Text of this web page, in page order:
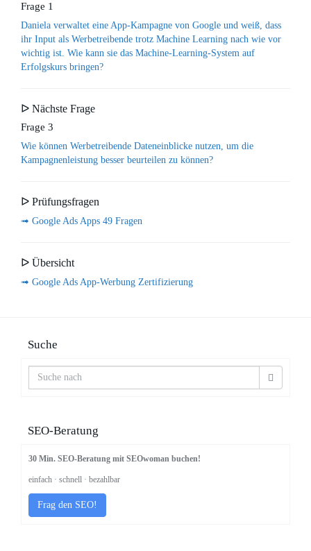
Frage 1
Daniela verwaltet eine App-Kampagne von Google und weiß, dass
ihr Input als Werbetreibende trotz Machine Learning nach wie vor
wichtig ist. Wie kann sie das Machine-Learning-System auf
Erfolgskurs bringen?
ᐅ Nächste Frage
Frage 3
Wie können Werbetreibende Dateneinblicke nutzen, um die
Kampagnenleistung besser beurteilen zu können?
ᐅ Prüfungsfragen
➟ Google Ads Apps 49 Fragen
ᐅ Übersicht
➟ Google Ads App-Werbung Zertifizierung
Suche
SEO-Beratung
30 Min. SEO-Beratung mit SEOwoman buchen!
einfach · schnell · bezahlbar
Frag den SEO!